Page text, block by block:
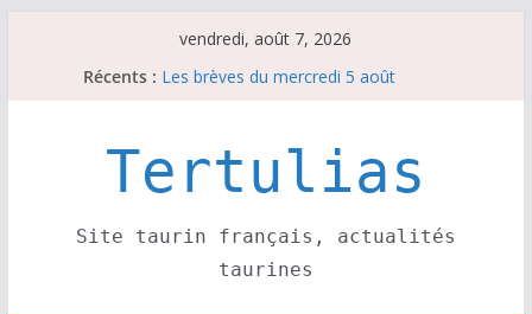
vendredi, août 7, 2026
Récents : Les brèves du mercredi 5 août
Escalafón 2026 – novilleros –
Les brèves du jeudi 6 août
Tertulias
Site taurin français, actualités
taurines